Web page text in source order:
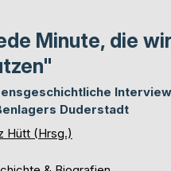
Minute, die
Duderstadt
Hütt (Hrsg.)